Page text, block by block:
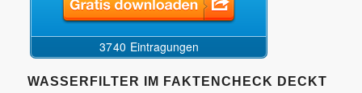
WASSERFILTER IM FAKTENCHECK DECKT